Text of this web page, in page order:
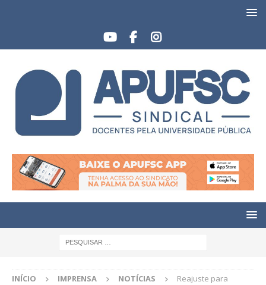
INÍCIO IMPRENSA NOTÍCIAS
Reajuste para